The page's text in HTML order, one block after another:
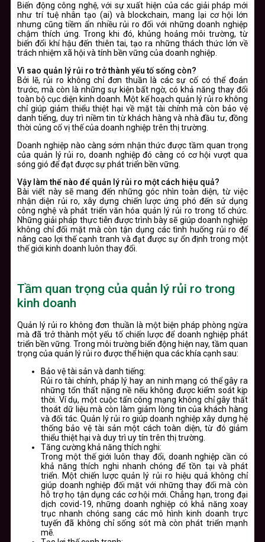
Biến động công nghệ, với sự xuất hiện của các giải pháp mới
như trí tuệ nhân tạo (ai) và blockchain, mang lại cơ hội lớn
nhưng cũng tiềm ẩn nhiều rủi ro đối với những doanh nghiệp
chậm thích ứng. Trong khi đó, khủng hoảng môi trường, từ
biến đổi khí hậu đến thiên tai, tạo ra những thách thức lớn về
trách nhiệm xã hội và tính bền vững của doanh nghiệp.
Vì sao quản lý rủi ro trở thành yếu tố sống còn?
Bởi lẽ, rủi ro không chỉ đơn thuần là các sự cố có thể đoán
trước, mà còn là những sự kiện bất ngờ, có khả năng thay đổi
toàn bộ cục diện kinh doanh. Một kế hoạch quản lý rủi ro không
chỉ giúp giảm thiểu thiệt hại về mặt tài chính mà còn bảo vệ
danh tiếng, duy trì niềm tin từ khách hàng và nhà đầu tư, đồng
thời củng cố vị thế của doanh nghiệp trên thị trường.
Doanh nghiệp nào càng sớm nhận thức được tầm quan trọng
của quản lý rủi ro, doanh nghiệp đó càng có cơ hội vượt qua
sóng gió để đạt được sự phát triển bền vững.
Vậy làm thế nào để quản lý rủi ro một cách hiệu quả?
Bài viết này sẽ mang đến những góc nhìn toàn diện, từ việc
nhận diện rủi ro, xây dựng chiến lược ứng phó đến sử dụng
công nghệ và phát triển văn hóa quản lý rủi ro trong tổ chức.
Những giải pháp thực tiễn được trình bày sẽ giúp doanh nghiệp
không chỉ đối mặt mà còn tận dụng các tình huống rủi ro để
nâng cao lợi thế cạnh tranh và đạt được sự ổn định trong một
thế giới kinh doanh luôn thay đổi.
Tầm quan trọng của quản lý rủi ro trong
kinh doanh
Quản lý rủi ro không đơn thuần là một biện pháp phòng ngừa
mà đã trở thành một yếu tố chiến lược để doanh nghiệp phát
triển bền vững. Trong môi trường biến động hiện nay, tầm quan
trọng của quản lý rủi ro được thể hiện qua các khía cạnh sau:
Bảo vệ tài sản và danh tiếng:
Rủi ro tài chính, pháp lý hay an ninh mạng có thể gây ra
những tổn thất nặng nề nếu không được kiểm soát kịp
thời. Ví dụ, một cuộc tấn công mạng không chỉ gây thất
thoát dữ liệu mà còn làm giảm lòng tin của khách hàng
và đối tác. Quản lý rủi ro giúp doanh nghiệp xây dựng hệ
thống bảo vệ tài sản một cách toàn diện, từ đó giảm
thiểu thiệt hại và duy trì uy tín trên thị trường.
Tăng cường khả năng thích nghi:
Trong một thế giới luôn thay đổi, doanh nghiệp cần có
khả năng thích nghi nhanh chóng để tồn tại và phát
triển. Một chiến lược quản lý rủi ro hiệu quả không chỉ
giúp doanh nghiệp đối mặt với những thay đổi mà còn
hỗ trợ họ tận dụng các cơ hội mới. Chẳng hạn, trong đại
dịch covid-19, những doanh nghiệp có khả năng xoay
trục nhanh chóng sang các mô hình kinh doanh trực
tuyến đã không chỉ sống sót mà còn phát triển mạnh
mẽ.